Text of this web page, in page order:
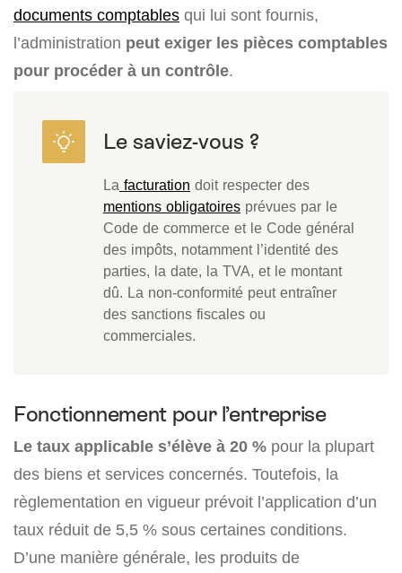
documents comptables qui lui sont fournis,
l’administration peut exiger les pièces comptables
pour procéder à un contrôle.
La facturation doit respecter des
mentions obligatoires prévues par le
Code de commerce et le Code général
des impôts, notamment l’identité des
parties, la date, la TVA, et le montant
dû. La non-conformité peut entraîner
des sanctions fiscales ou
commerciales.
Fonctionnement pour l’entreprise
Le taux applicable s’élève à 20 % pour la plupart
des biens et services concernés. Toutefois, la
règlementation en vigueur prévoit l’application d’un
taux réduit de 5,5 % sous certaines conditions.
D’une manière générale, les produits de